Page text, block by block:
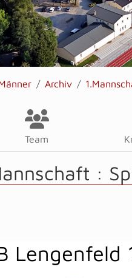
Archiv
Team
:
Lengenfeld